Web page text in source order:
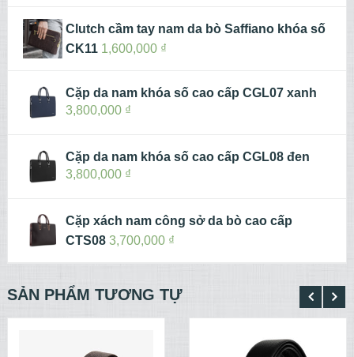
Clutch cầm tay nam da bò Saffiano khóa số
CK11 1,600,000 ₫
Cặp da nam khóa số cao cấp CGL07 xanh
3,800,000 ₫
Cặp da nam khóa số cao cấp CGL08 đen
3,800,000 ₫
Cặp xách nam công sở da bò cao cấp
CTS08 3,700,000 ₫
SẢN PHẨM TƯƠNG TỰ